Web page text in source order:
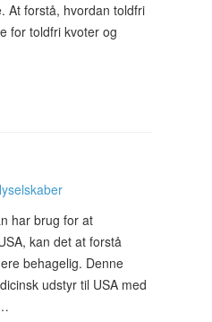
At forstå, hvordan toldfri
for toldfri kvoter og
har brug for at
kan det at forstå
behagelig. Denne
udstyr til USA med